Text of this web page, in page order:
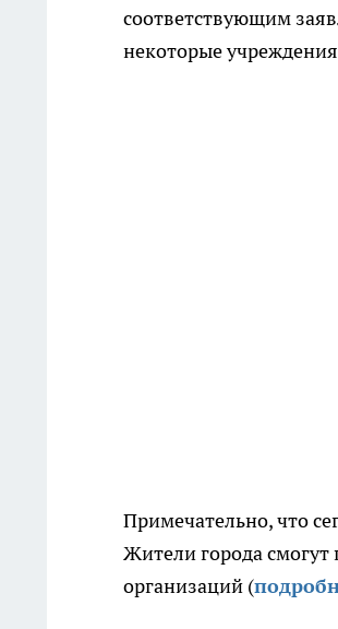
соответствующим
некоторые
Примечательно, что
Жители города смогут
организаций (